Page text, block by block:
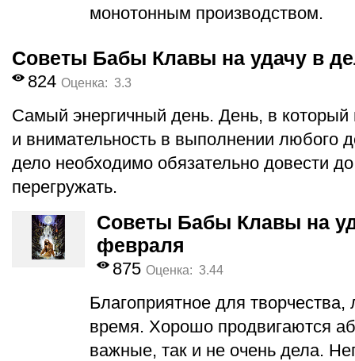
монотонным производством.
Советы Бабы Клавы на удачу в
824 Оценка: 3.3
Самый энергичный день. День, в
и внимательность в выполнении любого
дело необходимо обязательно довести
перегружать.
Советы Бабы Клавы на
февраля
875 Оценка: 3.44
Благоприятное для
время. Хорошо продвигаются
важные, так и не очень дела.